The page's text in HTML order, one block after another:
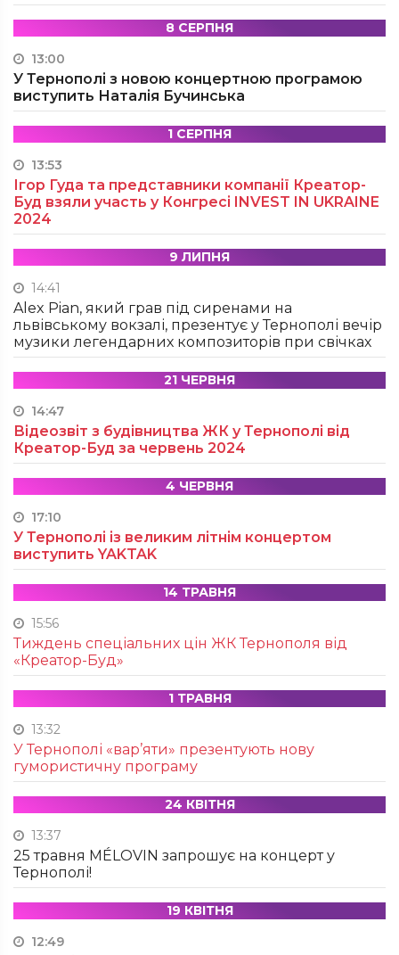
8 СЕРПНЯ
13:00
У Тернополі з новою концертною програмою
виступить Наталія Бучинська
1 СЕРПНЯ
13:53
Ігор Гуда та представники компанії Креатор-
Буд взяли участь у Конгресі INVEST IN UKRAINE
2024
9 ЛИПНЯ
14:41
Alex Pian, який грав під сиренами на
львівському вокзалі, презентує у Тернополі вечір
музики легендарних композиторів при свічках
21 ЧЕРВНЯ
14:47
Відеозвіт з будівництва ЖК у Тернополі від
Креатор-Буд за червень 2024
4 ЧЕРВНЯ
17:10
У Тернополі із великим літнім концертом
виступить YAKTAK
14 ТРАВНЯ
15:56
Тиждень спеціальних цін ЖК Тернополя від
«Креатор-Буд»
1 ТРАВНЯ
13:32
У Тернополі «вар’яти» презентують нову
гумористичну програму
24 КВІТНЯ
13:37
25 травня MÉLOVIN запрошує на концерт у
Тернополі!
19 КВІТНЯ
12:49